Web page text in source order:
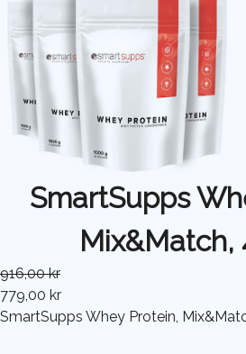
SmartSupps
Mix&Match,
916,00 kr
779,00 kr
SmartSupps Whey Protein,